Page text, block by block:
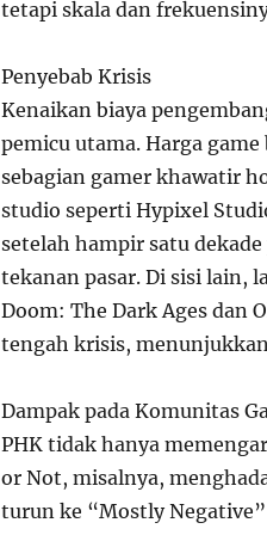
tetapi skala dan
Penyebab Krisis
Kenaikan biaya
pemicu utama. Harga
sebagian gamer khawatir
studio seperti Hypixel
setelah hampir satu
tekanan pasar. Di sisi lain,
Doom: The Dark Ages dan
tengah krisis,
Dampak pada Komunitas
PHK tidak hanya
or Not, misalnya,
turun ke “Mostly